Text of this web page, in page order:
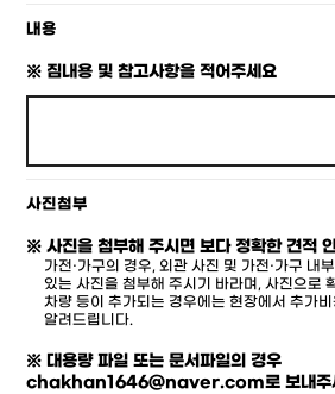
내용
※ 짐내용 및 참고사항을 적어주세요
사진첨부
※ 사진을 첨부해 주시면 보다 정확한 견적
가전·가구의 경우, 외관 사진 및 가전·가구 내
있는 사진을 첨부해 주시기 바라며, 사진으로
차량 등이 추가되는 경우에는 현장에서 추가
알려드립니다.
※ 대용량 파일 또는 문서파일의 경우
chakhan1646@naver.com로 보내주